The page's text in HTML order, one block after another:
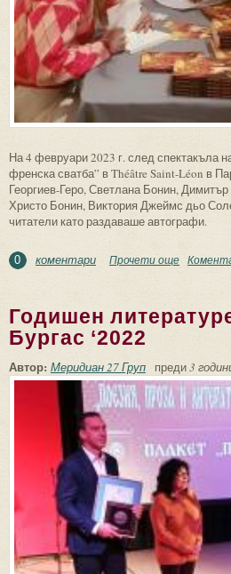
На 4 февруари 2023 г. след спектакъла
френска сватба” в Théâtre Saint-Léon в
Георгиев-Геро, Светлана Бонин,
Христо Бонин, Виктория Джеймс дьо
читатели като раздаваше автографи.
0 коментари Прочети още about
Годишен
Бургас ‘2022
Автор: Меридиан 27 Груп преди3